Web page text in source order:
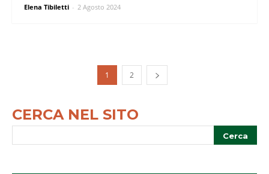
Elena Tibiletti - 2 Agosto 2024
1 2
CERCA NEL SITO